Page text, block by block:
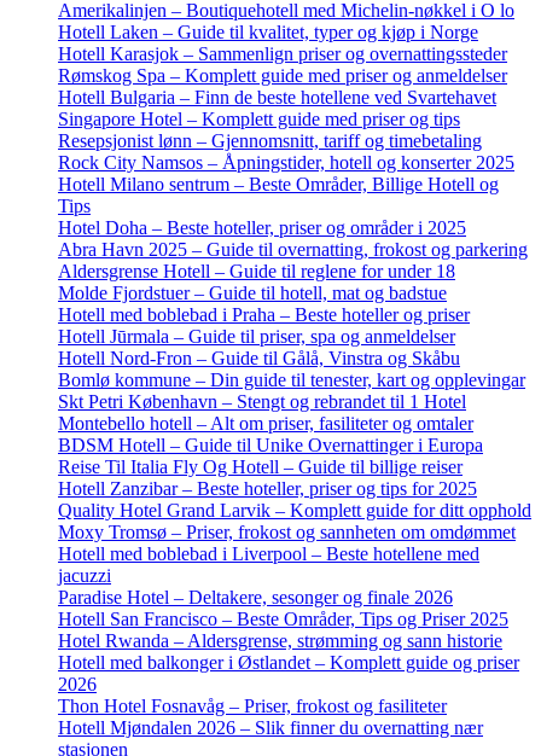
Amerikalinjen – Boutiquehotell med Michelin-nøkkel i O lo
Hotell Laken – Guide til kvalitet, typer og kjøp i Norge
Hotell Karasjok – Sammenlign priser og overnattingssteder
Rømskog Spa – Komplett guide med priser og anmeldelser
Hotell Bulgaria – Finn de beste hotellene ved Svartehavet
Singapore Hotel – Komplett guide med priser og tips
Resepsjonist lønn – Gjennomsnitt, tariff og timebetaling
Rock City Namsos – Åpningstider, hotell og konserter 2025
Hotell Milano sentrum – Beste Områder, Billige Hotell og
Tips
Hotel Doha – Beste hoteller, priser og områder i 2025
Abra Havn 2025 – Guide til overnatting, frokost og parkering
Aldersgrense Hotell – Guide til reglene for under 18
Molde Fjordstuer – Guide til hotell, mat og badstue
Hotell med boblebad i Praha – Beste hoteller og priser
Hotell Jūrmala – Guide til priser, spa og anmeldelser
Hotell Nord-Fron – Guide til Gålå, Vinstra og Skåbu
Bomlø kommune – Din guide til tenester, kart og opplevingar
Skt Petri København – Stengt og rebrandet til 1 Hotel
Montebello hotell – Alt om priser, fasiliteter og omtaler
BDSM Hotell – Guide til Unike Overnattinger i Europa
Reise Til Italia Fly Og Hotell – Guide til billige reiser
Hotell Zanzibar – Beste hoteller, priser og tips for 2025
Quality Hotel Grand Larvik – Komplett guide for ditt opphold
Moxy Tromsø – Priser, frokost og sannheten om omdømmet
Hotell med boblebad i Liverpool – Beste hotellene med
jacuzzi
Paradise Hotel – Deltakere, sesonger og finale 2026
Hotell San Francisco – Beste Områder, Tips og Priser 2025
Hotel Rwanda – Aldersgrense, strømming og sann historie
Hotell med balkonger i Østlandet – Komplett guide og priser
2026
Thon Hotel Fosnavåg – Priser, frokost og fasiliteter
Hotell Mjøndalen 2026 – Slik finner du overnatting nær
stasjonen